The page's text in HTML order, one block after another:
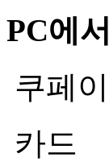
PC에
쿠페
카드